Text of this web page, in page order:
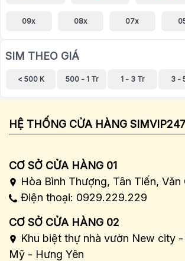
09x 08x 07x
SIM THEO GIÁ
< 500 K 500 - 1 Tr 1 - 3 Tr 3 -
HỆ THỐNG CỬA HÀNG SIMVIP247
CƠ SỞ CỬA HÀNG 01
Hòa Bình Thượng, Tân Tiến, Văn
Điện thoại: 0929.229.229
CƠ SỞ CỬA HÀNG 02
Khu biệt thự nhà vườn New city -
Mỹ - Hưng Yên